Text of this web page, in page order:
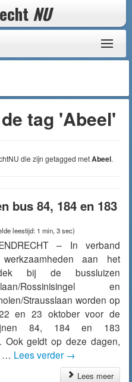
NU
tag 'Abeel'
die zijn getagged metAbeel.
bus 84, 184 en 183
leestijd: 1 min, 3 sec)
– In verband
aan het
bij de bussluizen
Rossinisingel en
Strausslaan worden op
en 23 oktober voor de
84, 184 en 183
Ook geldt op deze dagen,
… Lees verder →
Lees meer